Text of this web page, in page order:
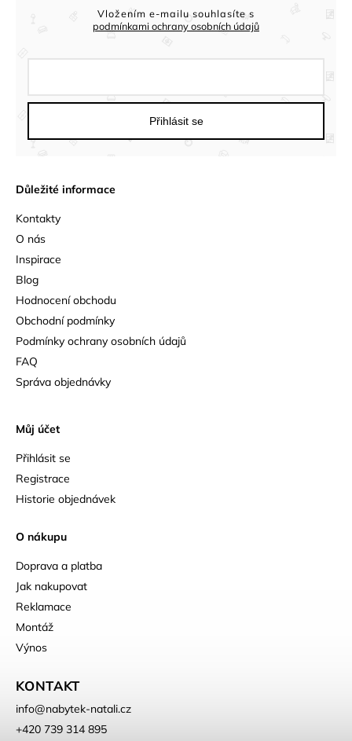
Důležité informace
Kontakty
O nás
Inspirace
Blog
Hodnocení obchodu
Obchodní podmínky
Podmínky ochrany osobních údajů
FAQ
Správa objednávky
Můj účet
Přihlásit se
Registrace
Historie objednávek
O nákupu
Doprava a platba
Jak nakupovat
Reklamace
Montáž
Výnos
KONTAKT
info@nabytek-natali.cz
+420 739 314 895
Vložením e-mailu souhlasíte s
podmínkami ochrany osobních údajů
Přihlásit se